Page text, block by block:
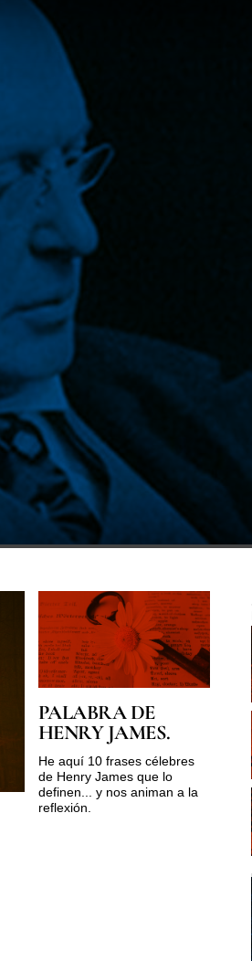
PALABRA DE
HENRY JAMES.
He aquí 10 frases célebres
de Henry James que lo
definen... y nos animan a la
reflexión.